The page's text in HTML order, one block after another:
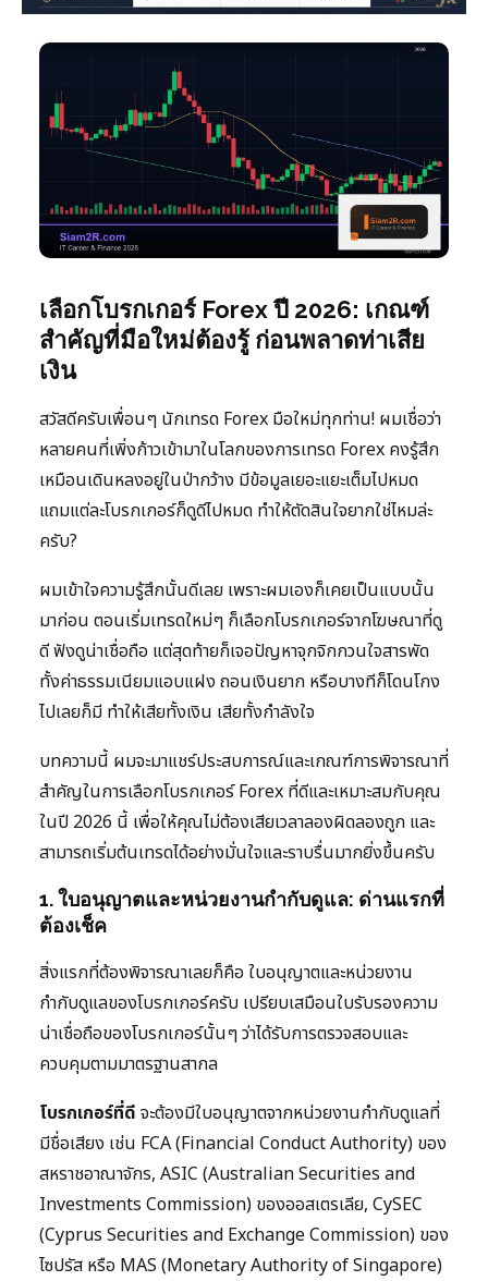
เลือกโบรกเกอร์ Forex ปี 2026: เกณฑ์
สำคัญที่มือใหม่ต้องรู้ ก่อนพลาดท่าเสีย
เงิน
สวัสดีครับเพื่อนๆ นักเทรด Forex มือใหม่ทุกท่าน! ผมเชื่อว่า
หลายคนที่เพิ่งก้าวเข้ามาในโลกของการเทรด Forex คงรู้สึก
เหมือนเดินหลงอยู่ในป่ากว้าง มีข้อมูลเยอะแยะเต็มไปหมด
แถมแต่ละโบรกเกอร์ก็ดูดีไปหมด ทำให้ตัดสินใจยากใช่ไหมล่ะ
ครับ?
ผมเข้าใจความรู้สึกนั้นดีเลย เพราะผมเองก็เคยเป็นแบบนั้น
มาก่อน ตอนเริ่มเทรดใหม่ๆ ก็เลือกโบรกเกอร์จากโฆษณาที่ดู
ดี ฟังดูน่าเชื่อถือ แต่สุดท้ายก็เจอปัญหาจุกจิกกวนใจสารพัด
ทั้งค่าธรรมเนียมแอบแฝง ถอนเงินยาก หรือบางทีก็โดนโกง
ไปเลยก็มี ทำให้เสียทั้งเงิน เสียทั้งกำลังใจ
บทความนี้ ผมจะมาแชร์ประสบการณ์และเกณฑ์การพิจารณาที่
สำคัญในการเลือกโบรกเกอร์ Forex ที่ดีและเหมาะสมกับคุณ
ในปี 2026 นี้ เพื่อให้คุณไม่ต้องเสียเวลาลองผิดลองถูก และ
สามารถเริ่มต้นเทรดได้อย่างมั่นใจและราบรื่นมากยิ่งขึ้นครับ
1. ใบอนุญาตและหน่วยงานกำกับดูแล: ด่านแรกที่
ต้องเช็ค
สิ่งแรกที่ต้องพิจารณาเลยก็คือ ใบอนุญาตและหน่วยงาน
กำกับดูแลของโบรกเกอร์ครับ เปรียบเสมือนใบรับรองความ
น่าเชื่อถือของโบรกเกอร์นั้นๆ ว่าได้รับการตรวจสอบและ
ควบคุมตามมาตรฐานสากล
โบรกเกอร์ที่ดี จะต้องมีใบอนุญาตจากหน่วยงานกำกับดูแลที่
มีชื่อเสียง เช่น FCA (Financial Conduct Authority) ของ
สหราชอาณาจักร, ASIC (Australian Securities and
Investments Commission) ของออสเตรเลีย, CySEC
(Cyprus Securities and Exchange Commission) ของ
ไซปรัส หรือ MAS (Monetary Authority of Singapore)